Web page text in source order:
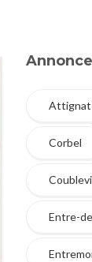
Corbel
Entre-